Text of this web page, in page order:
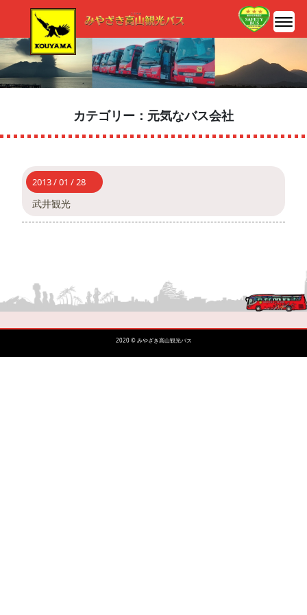
カテゴリー：元気なバス会社
2013 / 01 / 28
武井観光
2020 © みやざき高山観光バス